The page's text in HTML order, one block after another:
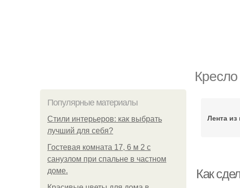
Популярные материалы
Стили интерьеров: как выбрать
лучший для себя?
Гостевая комната 17, 6 м 2 с
санузлом при спальне в частном
доме.
Лента из
Как